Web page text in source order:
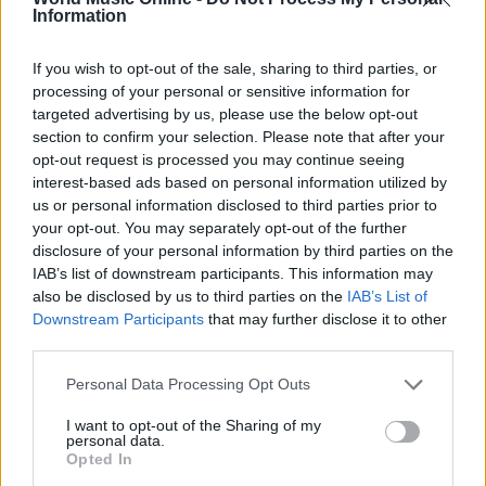
Information
If you wish to opt-out of the sale, sharing to third parties, or
processing of your personal or sensitive information for
targeted advertising by us, please use the below opt-out
section to confirm your selection. Please note that after your
opt-out request is processed you may continue seeing
interest-based ads based on personal information utilized by
us or personal information disclosed to third parties prior to
your opt-out. You may separately opt-out of the further
disclosure of your personal information by third parties on the
IAB’s list of downstream participants. This information may
also be disclosed by us to third parties on the IAB’s List of
Downstream Participants that may further disclose it to other
Please note that this website/app uses one or more Google
not limited to your visit or usage behaviour. You may click to
grant or deny consent to Google and its third-party tags to
use your data for below specified purposes in below Google
Personal Data Processing Opt Outs
I want to opt-out of the Sharing of my
personal data.
Opted In
veicolano letture diverse; in questi casi la chiave è
e quali scelte visuali orientano la comprensione,
per evitare fraintendimenti o appropriazioni distorte.
Checklist pratica per l’ascolto
consapevole
Durante il concerto, un ascoltatore attento può
seguire unagriglia semplice1) Qual è il frame
iniziale? (saluto, dedica, primo brano). 2) Che ruolo
hanno luci, video e simboli? 3) Come si alternano
ripetute dal pubblico? 5) Ci sono momenti di
silenzio enfatizzati? 6) L’ordine dei brani costruisce
un arco narrativo? 7) Messaggio, estetica e azioni